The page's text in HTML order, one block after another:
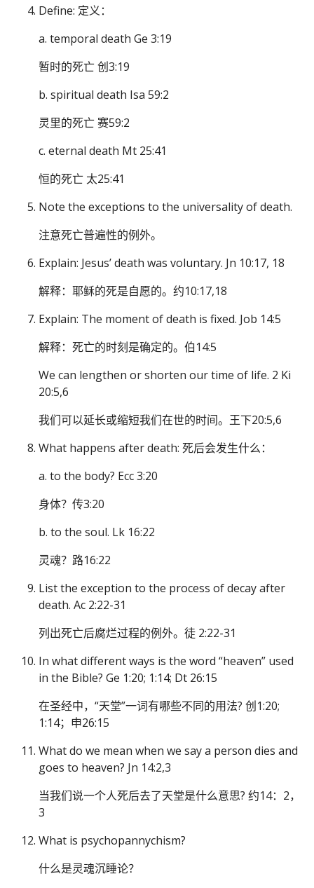
Define: 定义：
a. temporal death Ge 3:19
暂时的死亡 创3:19
b. spiritual death Isa 59:2
灵里的死亡 赛59:2
c. eternal death Mt 25:41
恒的死亡 太25:41
Note the exceptions to the universality of death.
注意死亡普遍性的例外。
Explain: Jesus’ death was voluntary. Jn 10:17, 18
解释：耶稣的死是自愿的。约10:17,18
Explain: The moment of death is fixed. Job 14:5
解释：死亡的时刻是确定的。伯14:5
We can lengthen or shorten our time of life. 2 Ki
20:5,6
我们可以延长或缩短我们在世的时间。王下20:5,6
What happens after death: 死后会发生什么：
a. to the body? Ecc 3:20
身体？传3:20
b. to the soul. Lk 16:22
灵魂？路16:22
List the exception to the process of decay after
death. Ac 2:22-31
列出死亡后腐烂过程的例外。徒 2:22-31
In what different ways is the word “heaven” used
in the Bible? Ge 1:20; 1:14; Dt 26:15
在圣经中，“天堂”一词有哪些不同的用法? 创1:20;
1:14；申26:15
What do we mean when we say a person dies and
goes to heaven? Jn 14:2,3
当我们说一个人死后去了天堂是什么意思? 约14：2，
3
What is psychopannychism?
什么是灵魂沉睡论？